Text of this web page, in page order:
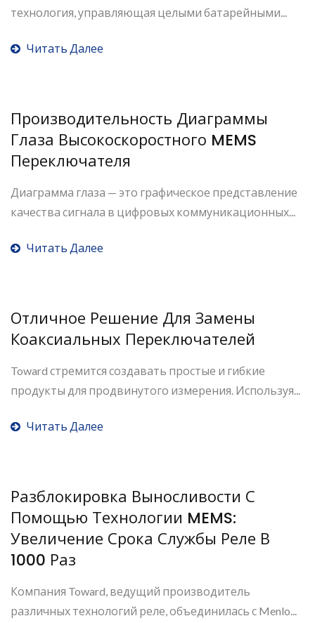
технология, управляющая целыми батарейными...
Читать Далее
Производительность Диаграммы
Глаза Высокоскоростного MEMS
Переключателя
Диаграмма глаза — это графическое представление
качества сигнала в цифровых коммуникационных...
Читать Далее
Отличное Решение Для Замены
Коаксиальных Переключателей
Toward стремится создавать простые и гибкие
продукты для продвинутого измерения. Используя...
Читать Далее
Разблокировка Выносливости С
Помощью Технологии MEMS:
Увеличение Срока Службы Реле В
1000 Раз
Компания Toward, ведущий производитель
различных технологий реле, объединилась с Menlo...